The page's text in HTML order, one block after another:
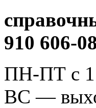
910 606-
ПН-ПТ с
ВС —